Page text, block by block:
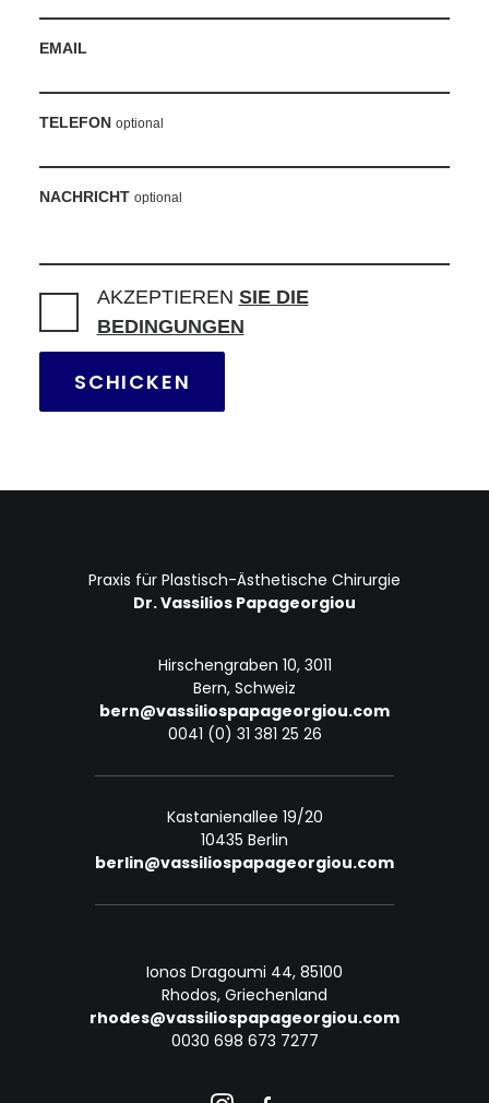
EMAIL
TELEFON optional
NACHRICHT optional
AKZEPTIEREN SIE DIE
BEDINGUNGEN
Praxis für Plastisch-Ästhetische Chirurgie
Dr. Vassilios Papageorgiou
Hirschengraben 10, 3011
Bern, Schweiz
bern@vassiliospapageorgiou.com
0041 (0) 31 381 25 26
Kastanienallee 19/20
10435 Berlin
berlin@vassiliospapageorgiou.com
Ionos Dragoumi 44, 85100
Rhodos, Griechenland
rhodes@vassiliospapageorgiou.com
0030 698 673 7277